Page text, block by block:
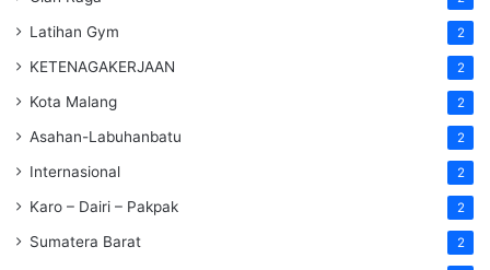
Latihan Gym 2
KETENAGAKERJAAN 2
Kota Malang 2
Asahan-Labuhanbatu 2
Internasional 2
Karo – Dairi – Pakpak 2
Sumatera Barat 2